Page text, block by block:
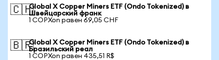
🇨🇭Global X Copper Miners ETF (Ondo Tokenized) в
Швейцарский франк
1 COPXon равен 69,05 CHF
🇧🇷Global X Copper Miners ETF (Ondo Tokenized) в
Бразильский реал
1 COPXon равен 435,51 R$